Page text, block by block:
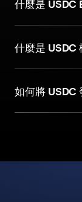
什麼是 USDC
什麼是 USDC
如何將 USDC